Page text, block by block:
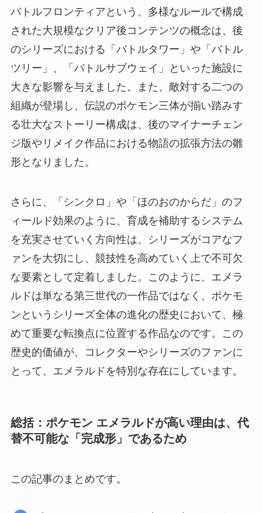
バトルフロンティアという、多様なルールで構成
された大規模なクリア後コンテンツの概念は、後
のシリーズにおける「バトルタワー」や「バトル
ツリー」、「バトルサブウェイ」といった施設に
大きな影響を与えました。また、敵対する二つの
組織が登場し、伝説のポケモン三体が揃い踏みす
る壮大なストーリー構成は、後のマイナーチェン
ジ版やリメイク作品における物語の拡張方法の雛
形となりました。
さらに、「シンクロ」や「ほのおのからだ」のフ
ィールド効果のように、育成を補助するシステム
を充実させていく方向性は、シリーズがコアなフ
ァンを大切にし、競技性を高めていく上で不可欠
な要素として定着しました。このように、エメラ
ルドは単なる第三世代の一作品ではなく、ポケモ
ンというシリーズ全体の進化の歴史において、極
めて重要な転換点に位置する作品なのです。この
歴史的価値が、コレクターやシリーズのファンに
とって、エメラルドを特別な存在にしています。
総括：ポケモン エメラルドが高い理由は、代
替不可能な「完成形」であるため
この記事のまとめです。